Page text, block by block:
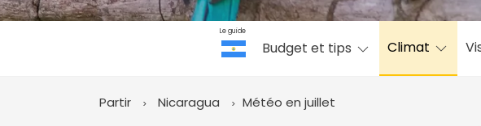
Le guide
Budget et tips Climat
Partir Nicaragua Météo en juillet